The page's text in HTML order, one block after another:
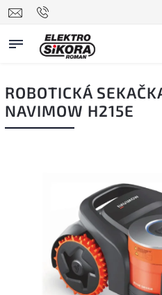
ROBOTICKÁ
NAVIMOW H215E